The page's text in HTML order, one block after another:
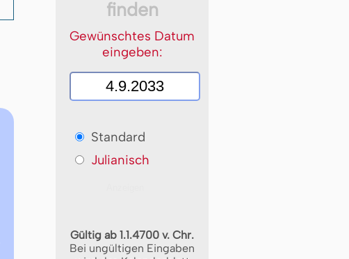
finden
Gewünschtes Datum
eingeben:
Standard
Julianisch
Gültig ab 1.1.4700 v. Chr.
Bei ungültigen Eingaben